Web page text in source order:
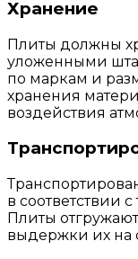
Хранение
Плиты должны
уложенными
по маркам и
хранения
воздействия
в соответствии
Плиты
выдержки их на